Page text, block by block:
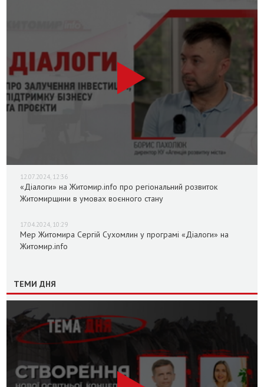
12.07.2024, 12:36
«Діалоги» на Житомир.info про регіональний розвиток
Житомирщини в умовах воєнного стану
17.04.2024, 10:29
Мер Житомира Сергій Сухомлин у програмі «Діалоги» на
Житомир.info
ТЕМИ ДНЯ